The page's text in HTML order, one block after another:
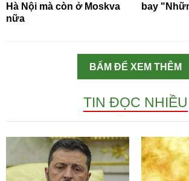
Hà Nội mà còn ở Moskva
nữa
bay
BẤM ĐỂ XEM THÊM
TIN ĐỌC NHIỀU